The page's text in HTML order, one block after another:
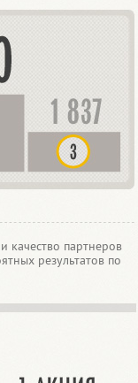
качество партнеров
результатов по